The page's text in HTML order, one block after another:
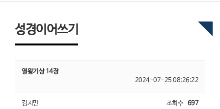
성경이어쓰기
열왕기상 14장
2024-07-25 08:26:22
김지만 조회수 697